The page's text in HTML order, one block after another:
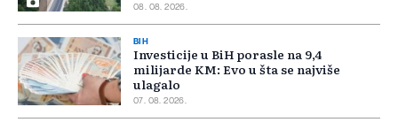
08. 08. 2026.
BIH
Investicije u BiH porasle na 9,4
milijarde KM: Evo u šta se najviše
ulagalo
07. 08. 2026.